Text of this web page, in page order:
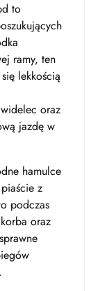
to
ramy, ten
lekkością
oraz
jazdę w
hamulce
z
podczas
oraz